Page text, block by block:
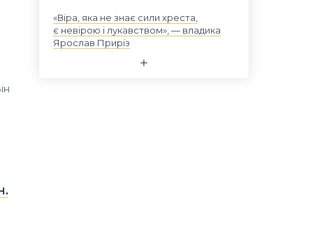
«Віра, яка не знає сили хреста,
є невірою і лукавством», — владика
Ярослав Приріз